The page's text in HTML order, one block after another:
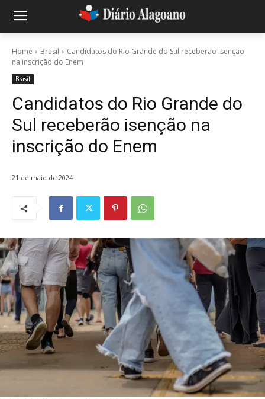
Home Brasil
Candidatos do Rio Grande do Sul receberão isenção
na inscrição do Enem
Brasil
Candidatos do Rio Grande do
Sul receberão isenção na
inscrição do Enem
21 de maio de 2024